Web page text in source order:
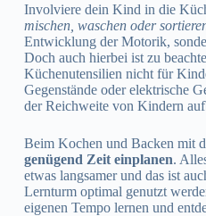
Involviere dein Kind in die
mischen, waschen oder
Entwicklung der Motorik,
Doch auch hierbei ist zu
Küchenutensilien nicht für
Gegenstände oder elektrische
der Reichweite von Kindern
Beim Kochen und Backen mit
genügend Zeit einplanen.
etwas langsamer und das ist
Lernturm optimal genutzt
eigenen Tempo lernen und